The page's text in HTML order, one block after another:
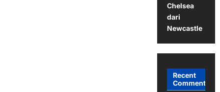
Chelsea
dari
Newcastle
Recent
Comments